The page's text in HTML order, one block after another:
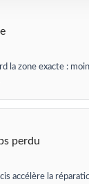
la zone exacte :
perdu
accélère la